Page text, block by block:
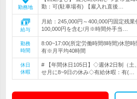
勤務地
勤：可(駐車場有) 【雇入れ直後…
給与
月給：245,000円～400,000円固定残
100,000円を含む/月※時間外手当…
勤務
時間
8:00~17:00(所定労働時間8時間)休憩
有※月平均40時間
休日
休暇
# 【年間休日105日】◇週休2日制（
せ月に8~9日の休み◇有給休暇：有(…